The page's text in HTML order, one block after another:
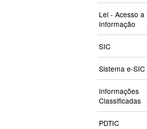
Lei - Acesso a
Informação
SIC
Sistema e-SIC
Informações
Classificadas
PDTIC